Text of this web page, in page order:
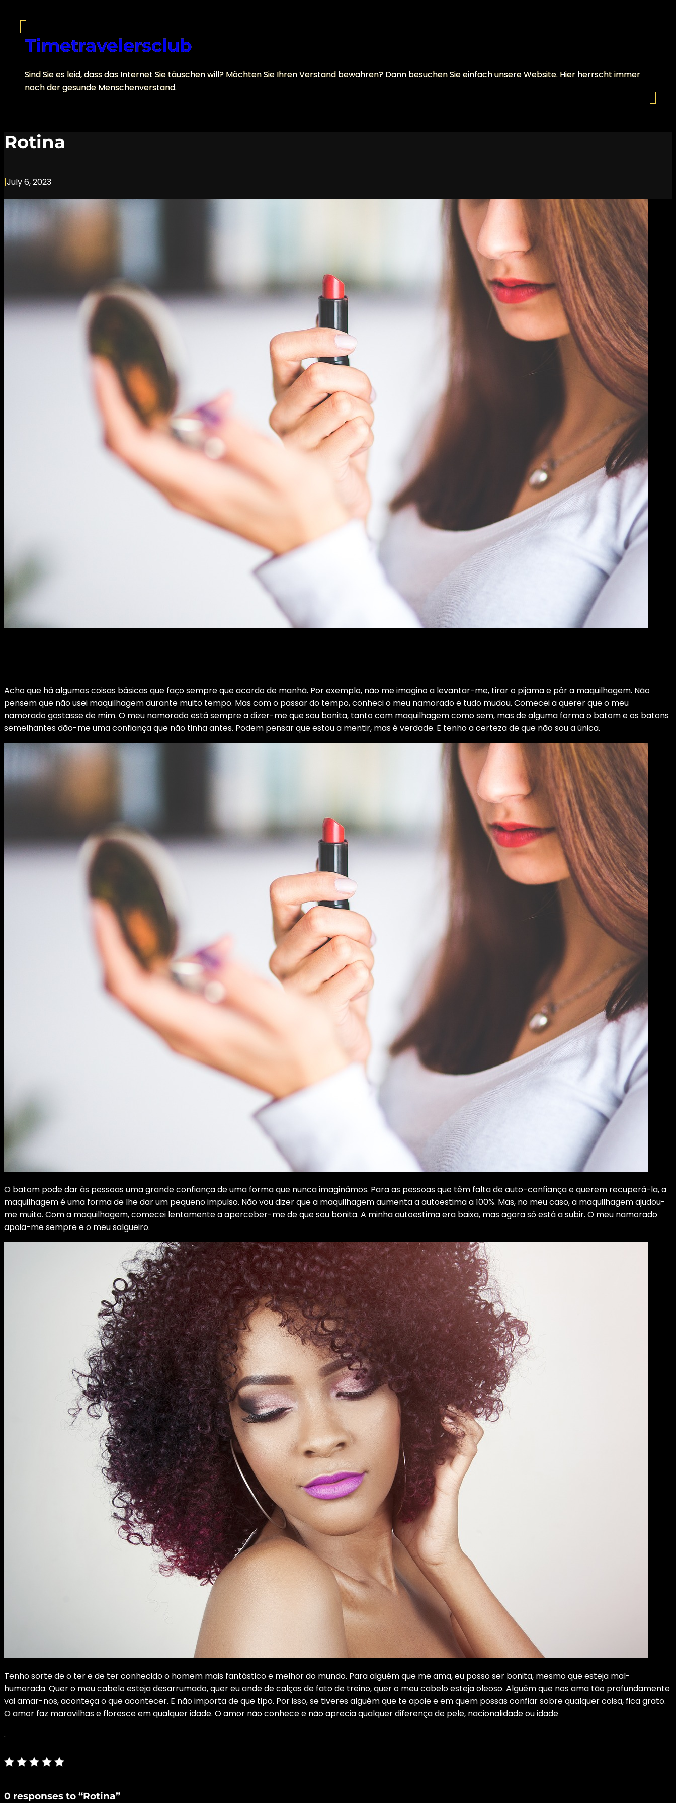
contentTimetravelersclub
Sind Sie es leid, dass das Internet Sie täuschen will? Möchten Sie Ihren Verstand bewahren? Dann besuchen Sie einfach unsere Website. Hier herrscht immer
noch der gesunde Menschenverstand.
Rotina
|July 6, 2023
Acho que há algumas coisas básicas que faço sempre que acordo de manhã. Por exemplo, não me imagino a levantar-me, tirar o pijama e pôr a maquilhagem. Não
pensem que não usei maquilhagem durante muito tempo. Mas com o passar do tempo, conheci o meu namorado e tudo mudou. Comecei a querer que o meu
namorado gostasse de mim. O meu namorado está sempre a dizer-me que sou bonita, tanto com maquilhagem como sem, mas de alguma forma o batom e os batons
semelhantes dão-me uma confiança que não tinha antes. Podem pensar que estou a mentir, mas é verdade. E tenho a certeza de que não sou a única.
O batom pode dar às pessoas uma grande confiança de uma forma que nunca imaginámos. Para as pessoas que têm falta de auto-confiança e querem recuperá-la, a
maquilhagem é uma forma de lhe dar um pequeno impulso. Não vou dizer que a maquilhagem aumenta a autoestima a 100%. Mas, no meu caso, a maquilhagem ajudou-
me muito. Com a maquilhagem, comecei lentamente a aperceber-me de que sou bonita. A minha autoestima era baixa, mas agora só está a subir. O meu namorado
apoia-me sempre e o meu salgueiro.
Tenho sorte de o ter e de ter conhecido o homem mais fantástico e melhor do mundo. Para alguém que me ama, eu posso ser bonita, mesmo que esteja mal-
humorada. Quer o meu cabelo esteja desarrumado, quer eu ande de calças de fato de treino, quer o meu cabelo esteja oleoso. Alguém que nos ama tão profundamente
vai amar-nos, aconteça o que acontecer. E não importa de que tipo. Por isso, se tiveres alguém que te apoie e em quem possas confiar sobre qualquer coisa, fica grato.
O amor faz maravilhas e floresce em qualquer idade. O amor não conhece e não aprecia qualquer diferença de pele, nacionalidade ou idade
.
0 responses to “Rotina”